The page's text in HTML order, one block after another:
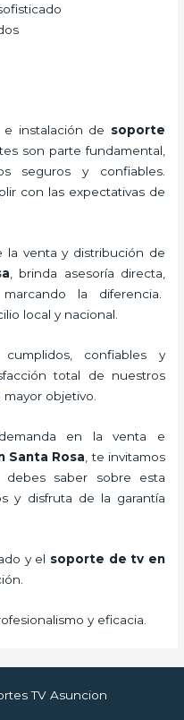
instalación de soporte
son parte fundamental,
seguros y confiables.
con las expectativas de
la venta y distribución de
, brinda asesoría directa,
la diferencia.
local y nacional.
confiables y
total de nuestros
mayor objetivo.
en la venta e
Santa Rosa , te invitamos
saber sobre esta
y disfruta de la garantía
y el soporte de tv en
y eficacia.
TV Asuncion